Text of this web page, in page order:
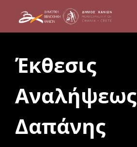
Έκθεσις
Αναλήψεως
Δαπάνης